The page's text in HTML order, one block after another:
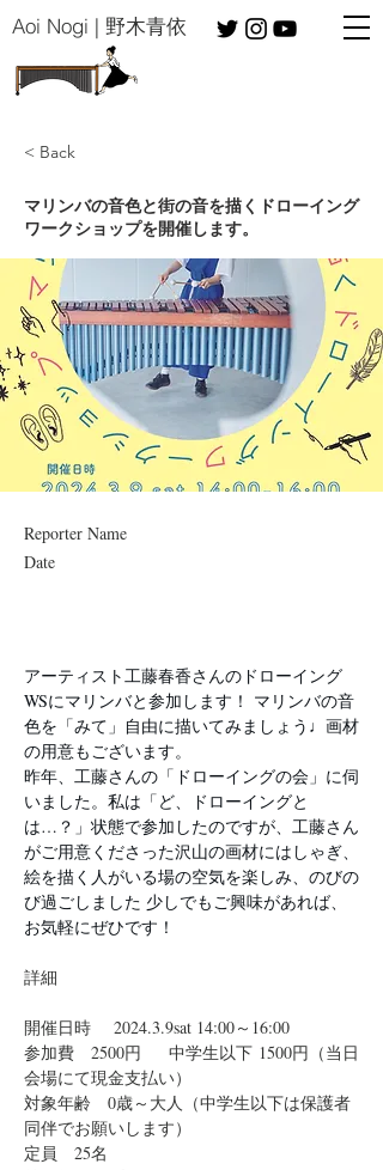
​Aoi Nogi | 野木青依
< Back
マリンバの音色と街の音を描くドローイング
ワークショップを開催します。
Reporter Name
Date
アーティスト工藤春香さんのドローイング
WSにマリンバと参加します！ マリンバの音
色を「みて」自由に描いてみましょう♩画材
の用意もございます。
昨年、工藤さんの「ドローイングの会」に伺
いました。私は「ど、ドローイングと
は…？」状態で参加したのですが、工藤さん
がご用意くださった沢山の画材にはしゃぎ、
絵を描く人がいる場の空気を楽しみ、のびの
び過ごしました 少しでもご興味があれば、
お気軽にぜひです！
詳細
開催日時    2024.3.9sat 14:00～16:00
参加費   2500円　  中学生以下 1500円（当日
会場にて現金支払い）
対象年齢　0歳～大人（中学生以下は保護者
同伴でお願いします）
定員　25名